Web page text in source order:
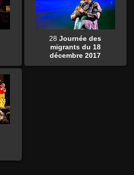
28 Journée des
migrants du 18
décembre 2017